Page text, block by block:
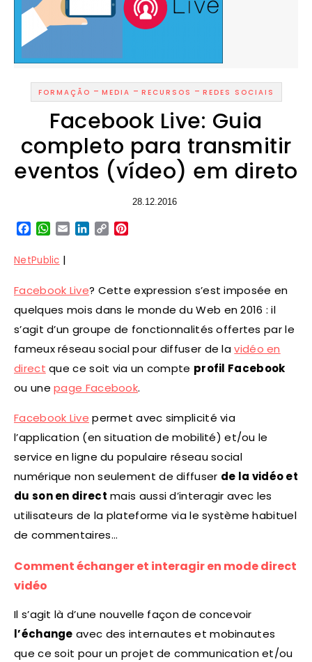
FORMAÇÃO - MEDIA - RECURSOS - REDES SOCIAIS
Facebook Live: Guia
completo para transmitir
eventos (vídeo) em direto
28.12.2016
Facebook
WhatsApp
EmailLinkedIn
Copy
NetPublic |
Facebook Live? Cette expression s’est imposée en
quelques mois dans le monde du Web en 2016 : il
s’agit d’un groupe de fonctionnalités offertes par le
fameux réseau social pour diffuser de lavidéo en
direct que ce soit via un compte profil Facebook
ou unepage Facebook.
Facebook Live permet avec simplicité via
l’application (en situation de mobilité) et/ou le
service en ligne du populaire réseau social
numérique non seulement de diffuser de la vidéo et
du son en direct mais aussi d’interagir avec les
utilisateurs de la plateforme via le système habituel
de commentaires…
Comment échanger et interagir en mode direct
vidéo
Il s’agit là d’une nouvelle façon de concevoir
l’échange avec des internautes et mobinautes
que ce soit pour un projet de communication et/ou